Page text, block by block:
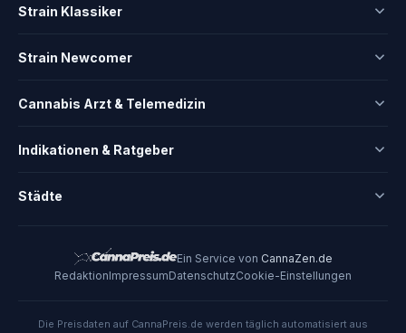
Strain Klassiker
Strain Newcomer
Cannabis Arzt & Telemedizin
Indikationen & Ratgeber
Städte
Ein Service von CannaZen.de
RedaktionImpressumDatenschutzCookie-Einstellungen
Die Preisdaten auf CannaPreis.de werden täglich automatisiert aus